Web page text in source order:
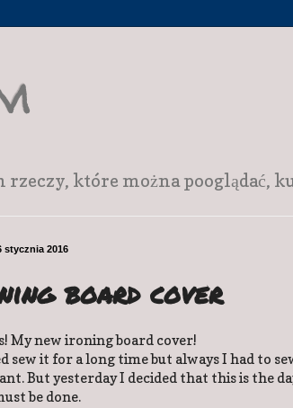
które można pooglądać,
stycznia 2016
board cover
My new ironing board cover!
sew it for a long time but always I had to
But yesterday I decided that this is the
be done.